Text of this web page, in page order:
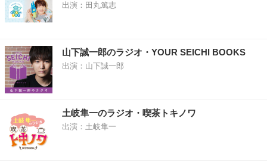
出演：田丸篤志
山下誠一郎のラジオ・YOUR SEICHI BOOKS
出演：山下誠一郎
土岐隼一のラジオ・喫茶トキノワ
出演：土岐隼一